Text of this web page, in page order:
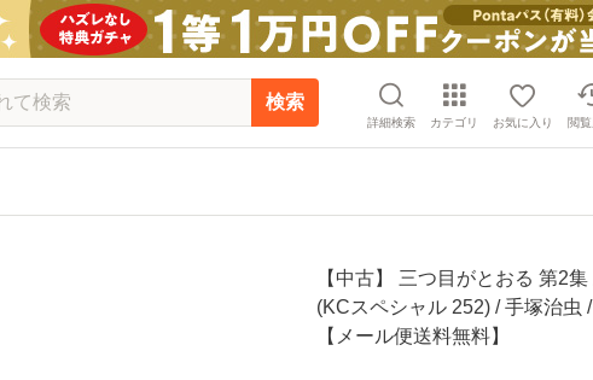
検索
詳細検索 カテゴリ お気に入り 閲
【中古】 三つ目がとおる 第2
(KCスペシャル 252) / 手塚治虫
【メール便送料無料】